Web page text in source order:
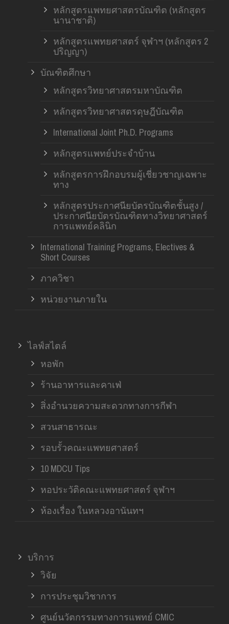
หลักสูตรแพทยศาสตรบัณฑิต (หลักสูตร
นานาชาติ)
หลักสูตรแพทยศาสตร์ จุฬาฯ (หลักสูตร 2
ปริญญา)
บัณฑิตศึกษา
หลักสูตรวิทยาศาสตรมหาบัณฑิต
หลักสูตรวิทยาศาสตรดุษฎีบัณฑิต
International Joint Ph.D. Programs
หลักสูตรแพทย์ประจำบ้าน
หลักสูตรการฝึกอบรมผู้เชี่ยวชาญเฉพาะ
ทาง
หลักสูตรประกาศนียบัตรบัณฑิตชั้นสูง /
ประกาศนียบัตรบัณฑิตทางวิทยาศาสตร์
การแพทย์คลินิก
International Training Programs, Electives &
Short Courses
ภาควิชา
หน่วยงานภายใน
ไลฟ์สไตล์
หอพัก
ร้านอาหารและคาเฟ่
สิ่งอำนวยความสะดวกทางการกีฬา
สวนสาธารณะ
รอบรั้วคณะแพทยศาสตร์
10 MDCU Tips
หอประวัติคณะแพทยศาสตร์ จุฬาฯ
ห้องเรื่อง ในหลวงอานันทฯ
บริการ
วิจัย
การประชุมวิชาการ
ศูนย์นวัตกรรมทางการแพทย์ CMIC